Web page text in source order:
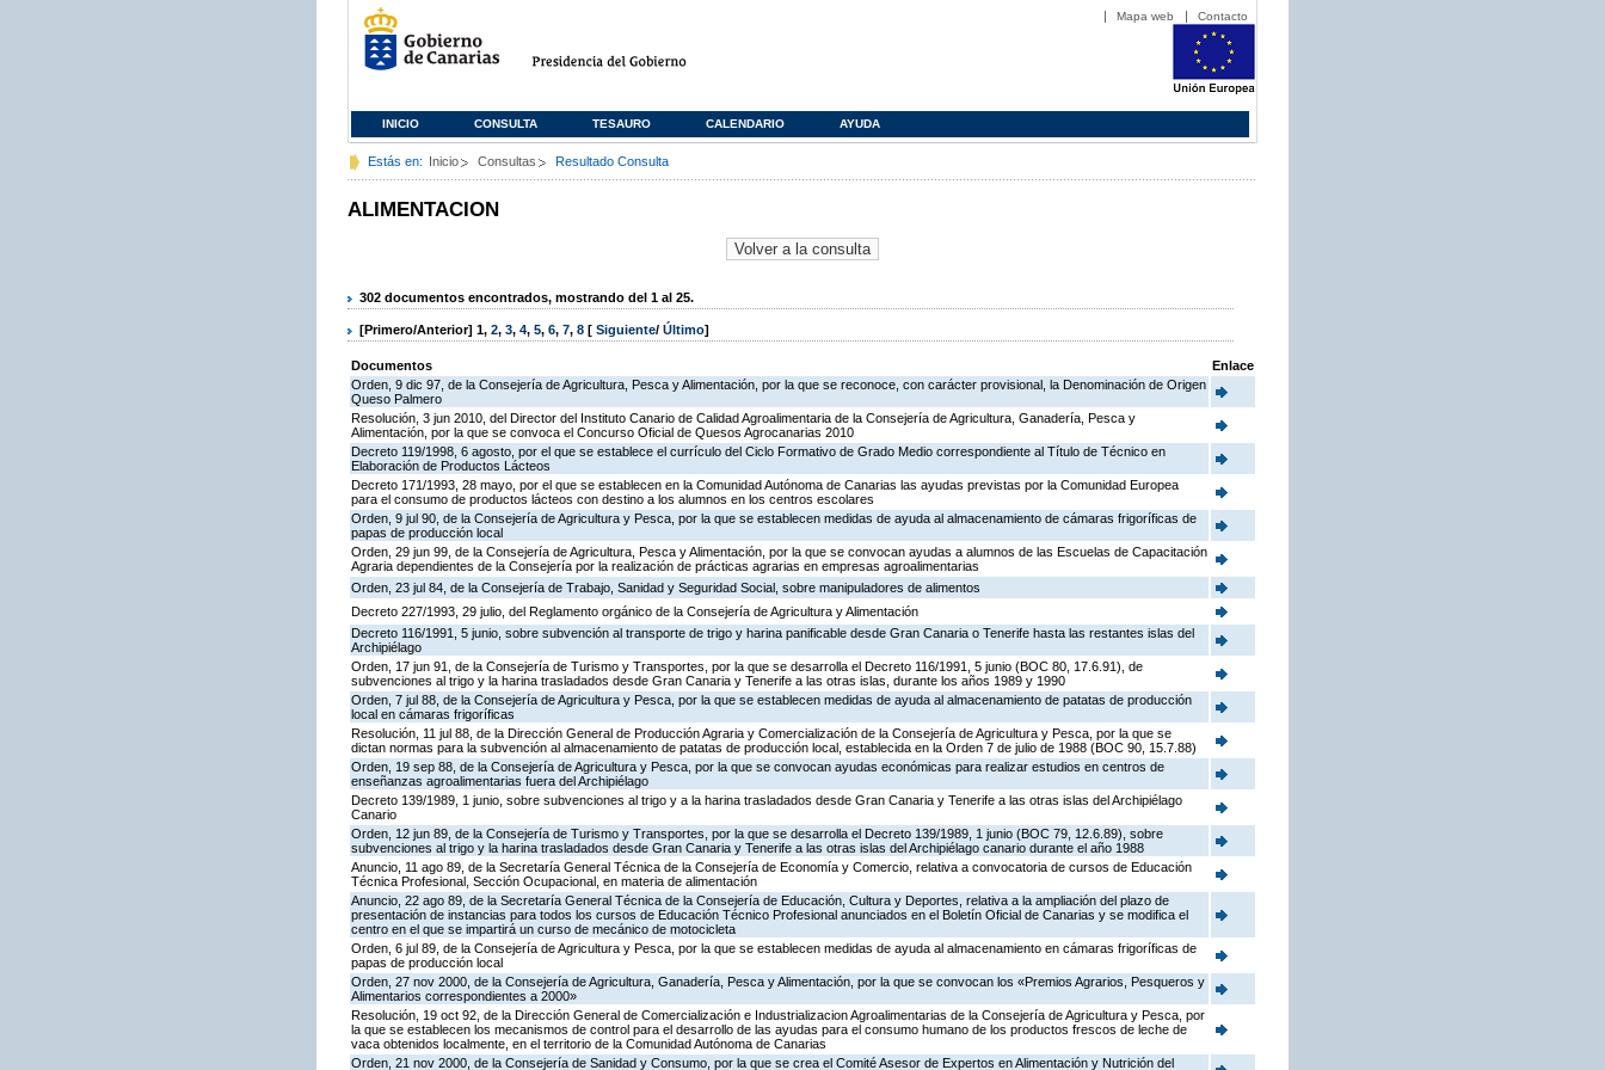
Mapa web Contacto
INICIO CONSULTA TESAURO CALENDARIO AYUDA
Estás en: Inicio Consultas Resultado Consulta
ALIMENTACION
302 documentos encontrados, mostrando del 1 al 25.
[Primero/Anterior] 1, 2, 3, 4, 5, 6, 7, 8 [ Siguiente/ Último]
Documentos
Enlace
Orden, 9 dic 97, de la Consejería de Agricultura, Pesca y Alimentación, por la que se reconoce, con carácter provisional, la Denominación de Origen
Queso Palmero
Resolución, 3 jun 2010, del Director del Instituto Canario de Calidad Agroalimentaria de la Consejería de Agricultura, Ganadería, Pesca y
Alimentación, por la que se convoca el Concurso Oficial de Quesos Agrocanarias 2010
Decreto 119/1998, 6 agosto, por el que se establece el currículo del Ciclo Formativo de Grado Medio correspondiente al Título de Técnico en
Elaboración de Productos Lácteos
Decreto 171/1993, 28 mayo, por el que se establecen en la Comunidad Autónoma de Canarias las ayudas previstas por la Comunidad Europea
para el consumo de productos lácteos con destino a los alumnos en los centros escolares
Orden, 9 jul 90, de la Consejería de Agricultura y Pesca, por la que se establecen medidas de ayuda al almacenamiento de cámaras frigoríficas de
papas de producción local
Orden, 29 jun 99, de la Consejería de Agricultura, Pesca y Alimentación, por la que se convocan ayudas a alumnos de las Escuelas de Capacitación
Agraria dependientes de la Consejería por la realización de prácticas agrarias en empresas agroalimentarias
Orden, 23 jul 84, de la Consejería de Trabajo, Sanidad y Seguridad Social, sobre manipuladores de alimentos
Decreto 227/1993, 29 julio, del Reglamento orgánico de la Consejería de Agricultura y Alimentación
Decreto 116/1991, 5 junio, sobre subvención al transporte de trigo y harina panificable desde Gran Canaria o Tenerife hasta las restantes islas del
Archipiélago
Orden, 17 jun 91, de la Consejería de Turismo y Transportes, por la que se desarrolla el Decreto 116/1991, 5 junio (BOC 80, 17.6.91), de
subvenciones al trigo y la harina trasladados desde Gran Canaria y Tenerife a las otras islas, durante los años 1989 y 1990
Orden, 7 jul 88, de la Consejería de Agricultura y Pesca, por la que se establecen medidas de ayuda al almacenamiento de patatas de producción
local en cámaras frigoríficas
Resolución, 11 jul 88, de la Dirección General de Producción Agraria y Comercialización de la Consejería de Agricultura y Pesca, por la que se
dictan normas para la subvención al almacenamiento de patatas de producción local, establecida en la Orden 7 de julio de 1988 (BOC 90, 15.7.88)
Orden, 19 sep 88, de la Consejería de Agricultura y Pesca, por la que se convocan ayudas económicas para realizar estudios en centros de
enseñanzas agroalimentarias fuera del Archipiélago
Decreto 139/1989, 1 junio, sobre subvenciones al trigo y a la harina trasladados desde Gran Canaria y Tenerife a las otras islas del Archipiélago
Canario
Orden, 12 jun 89, de la Consejería de Turismo y Transportes, por la que se desarrolla el Decreto 139/1989, 1 junio (BOC 79, 12.6.89), sobre
subvenciones al trigo y la harina trasladados desde Gran Canaria y Tenerife a las otras islas del Archipiélago canario durante el año 1988
Anuncio, 11 ago 89, de la Secretaría General Técnica de la Consejería de Economía y Comercio, relativa a convocatoria de cursos de Educación
Técnica Profesional, Sección Ocupacional, en materia de alimentación
Anuncio, 22 ago 89, de la Secretaría General Técnica de la Consejería de Educación, Cultura y Deportes, relativa a la ampliación del plazo de
presentación de instancias para todos los cursos de Educación Técnico Profesional anunciados en el Boletín Oficial de Canarias y se modifica el
centro en el que se impartirá un curso de mecánico de motocicleta
Orden, 6 jul 89, de la Consejería de Agricultura y Pesca, por la que se establecen medidas de ayuda al almacenamiento en cámaras frigoríficas de
papas de producción local
Orden, 27 nov 2000, de la Consejería de Agricultura, Ganadería, Pesca y Alimentación, por la que se convocan los «Premios Agrarios, Pesqueros y
Alimentarios correspondientes a 2000»
Resolución, 19 oct 92, de la Dirección General de Comercialización e Industrializacion Agroalimentarias de la Consejería de Agricultura y Pesca, por
la que se establecen los mecanismos de control para el desarrollo de las ayudas para el consumo humano de los productos frescos de leche de
vaca obtenidos localmente, en el territorio de la Comunidad Autónoma de Canarias
Orden, 21 nov 2000, de la Consejería de Sanidad y Consumo, por la que se crea el Comité Asesor de Expertos en Alimentación y Nutrición del